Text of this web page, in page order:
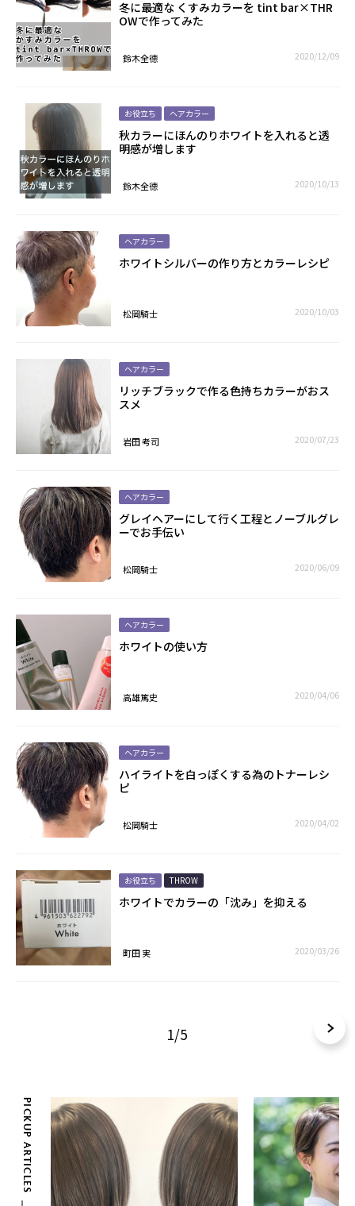
冬に最適な くすみカラーを tint bar×THR
OWで作ってみた
鈴木全德 2020/12/09
お役立ち ヘアカラー
秋カラーにほんのりホワイトを入れると透
明感が増します
鈴木全德 2020/10/13
ヘアカラー
ホワイトシルバーの作り方とカラーレシピ
松岡騎士 2020/10/03
ヘアカラー
リッチブラックで作る色持ちカラーがおス
スメ
岩田 考司 2020/07/23
ヘアカラー
グレイヘアーにして行く工程とノーブルグレ
ーでお手伝い
松岡騎士 2020/06/09
ヘアカラー
ホワイトの使い方
高雄篤史 2020/04/06
ヘアカラー
ハイライトを白っぽくする為のトナーレシ
ピ
松岡騎士 2020/04/02
お役立ち THROW
ホワイトでカラーの「沈み」を抑える
町田 実 2020/03/26
1/5
PICKUP ARTICLES